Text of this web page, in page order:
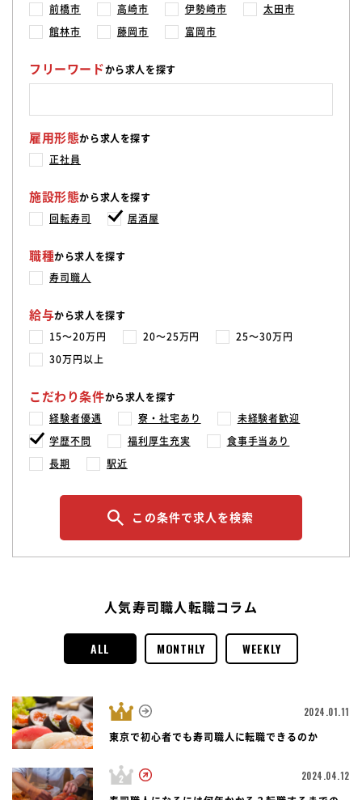
前橋市 高崎市 伊勢崎市 太田市
館林市 藤岡市 富岡市
フリーワードから求人を探す
雇用形態から求人を探す
正社員
施設形態から求人を探す
回転寿司 居酒屋
職種から求人を探す
寿司職人
給与から求人を探す
15〜20万円 20〜25万円 25〜30万円
30万円以上
こだわり条件から求人を探す
経験者優遇 寮・社宅あり 未経験者歓迎
学歴不問 福利厚生充実 食事手当あり
長期 駅近
この条件で求人を検索
人気寿司職人転職コラム
ALL MONTHLY WEEKLY
2024.01.11
東京で初心者でも寿司職人に転職できるのか
2024.04.12